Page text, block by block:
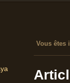
Vous êtes